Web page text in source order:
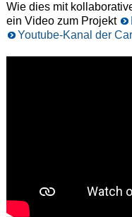
Wie dies mit
ein Video zum Projekt
Youtube-Kanal der